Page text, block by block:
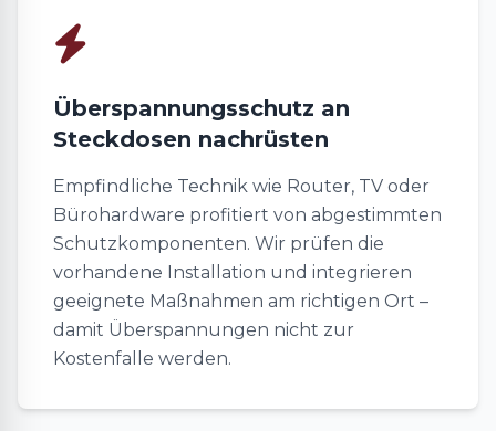
Überspannungsschutz an
Steckdosen nachrüsten
Empfindliche Technik wie Router, TV oder
Bürohardware profitiert von abgestimmten
Schutzkomponenten. Wir prüfen die
vorhandene Installation und integrieren
geeignete Maßnahmen am richtigen Ort –
damit Überspannungen nicht zur
Kostenfalle werden.